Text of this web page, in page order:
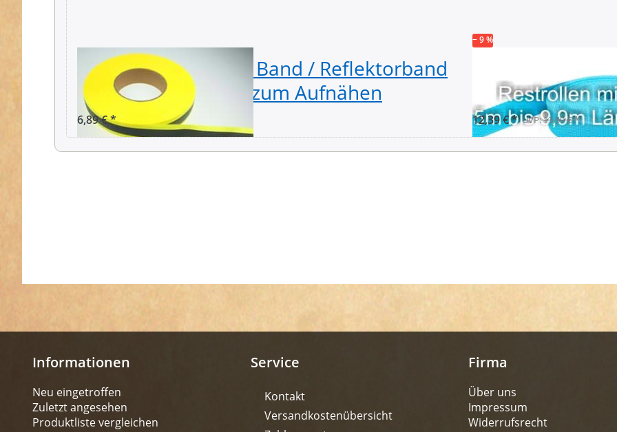
5m Reflektierendes Band / Reflektorband
40mm breit - gelb - zum Aufnähen
6,89 € *
− 9 %
Gurtband
12,39 € * UVP:13,69 € *
Informationen
Neu eingetroffen
Zuletzt angesehen
Produktliste vergleichen
Service
Kontakt
Versandkostenübersicht
Firma
Über uns
Impressum
Widerrufsrecht